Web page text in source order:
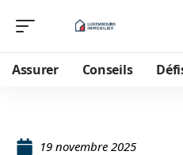
Assurer Conseils
19 novembre 2025